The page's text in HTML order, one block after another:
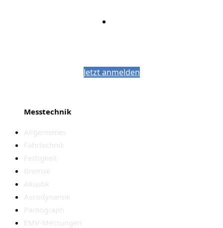
Jetzt anmelden
Messtechnik
Allgemeines
Fahrtechnik
Festigkeit
Bremse
Akustik
Aerodynamik
Pantograph
EMV-Messungen